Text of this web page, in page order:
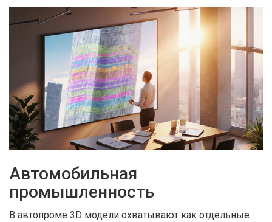
Автомобильная
промышленность
В автопроме 3D модели охватывают как отдельные